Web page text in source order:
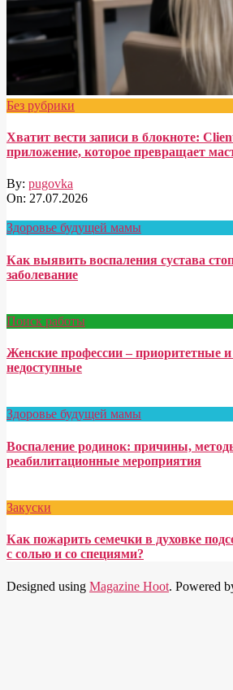
Без рубрики
Хватит вести записи в блокноте:
приложение, которое превращает
By: pugovka
On: 27.07.2026
Здоровье будущей мамы
Как выявить воспаления сустава
заболевание
Поиск работы
Женские профессии – приоритетные
недоступные
Здоровье будущей мамы
Воспаление родинок: причины,
реабилитационные мероприятия
Закуски
Как пожарить семечки в духовке
с солью и со специями?
Designed using Magazine Hoot. Powered